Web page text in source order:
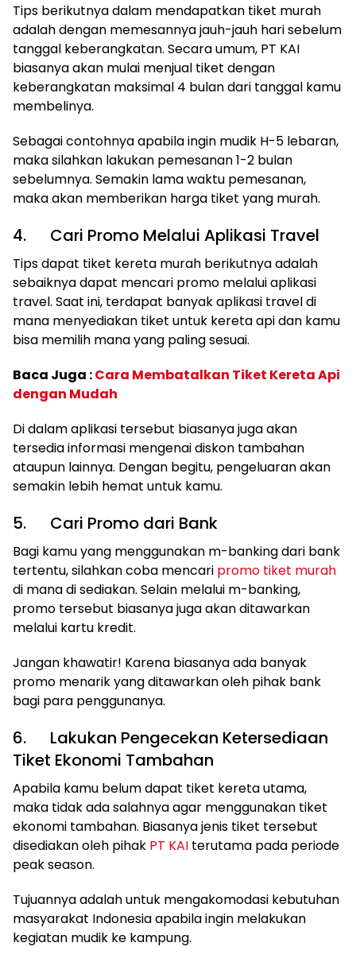
Tips berikutnya dalam mendapatkan tiket murah
adalah dengan memesannya jauh-jauh hari sebelum
tanggal keberangkatan. Secara umum, PT KAI
biasanya akan mulai menjual tiket dengan
keberangkatan maksimal 4 bulan dari tanggal kamu
membelinya.
Sebagai contohnya apabila ingin mudik H-5 lebaran,
maka silahkan lakukan pemesanan 1-2 bulan
sebelumnya. Semakin lama waktu pemesanan,
maka akan memberikan harga tiket yang murah.
4. Cari Promo Melalui Aplikasi Travel
Tips dapat tiket kereta murah berikutnya adalah
sebaiknya dapat mencari promo melalui aplikasi
travel. Saat ini, terdapat banyak aplikasi travel di
mana menyediakan tiket untuk kereta api dan kamu
bisa memilih mana yang paling sesuai.
Baca Juga :Cara Membatalkan Tiket Kereta Api
dengan Mudah
Di dalam aplikasi tersebut biasanya juga akan
tersedia informasi mengenai diskon tambahan
ataupun lainnya. Dengan begitu, pengeluaran akan
semakin lebih hemat untuk kamu.
5. Cari Promo dari Bank
Bagi kamu yang menggunakan m-banking dari bank
tertentu, silahkan coba mencari promo tiket murah
di mana di sediakan. Selain melalui m-banking,
promo tersebut biasanya juga akan ditawarkan
melalui kartu kredit.
Jangan khawatir! Karena biasanya ada banyak
promo menarik yang ditawarkan oleh pihak bank
bagi para penggunanya.
6. Lakukan Pengecekan Ketersediaan
Tiket Ekonomi Tambahan
Apabila kamu belum dapat tiket kereta utama,
maka tidak ada salahnya agar menggunakan tiket
ekonomi tambahan. Biasanya jenis tiket tersebut
disediakan oleh pihak PT KAI terutama pada periode
peak season.
Tujuannya adalah untuk mengakomodasi kebutuhan
masyarakat Indonesia apabila ingin melakukan
kegiatan mudik ke kampung.